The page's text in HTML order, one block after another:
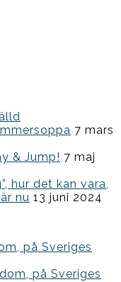
7 mars
& Jump! 7 maj
hur det kan vara,
nu 13 juni 2024
på Sveriges
på Sveriges